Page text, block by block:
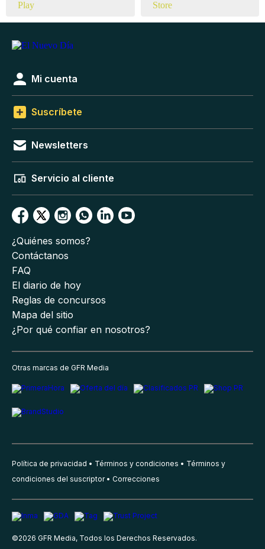
Mi cuenta
Suscríbete
Newsletters
Servicio al cliente
¿Quiénes somos?
Contáctanos
FAQ
El diario de hoy
Reglas de concursos
Mapa del sitio
¿Por qué confiar en nosotros?
Otras marcas de GFR Media
Política de privacidad Términos y condiciones
Términos y
condiciones del suscriptor
Correcciones
©2026 GFR Media, Todos los Derechos Reservados.